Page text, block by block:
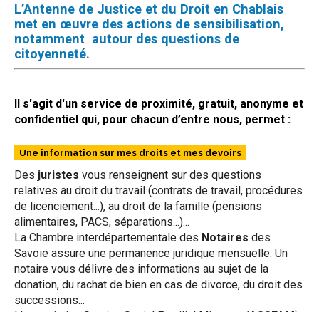
L’Antenne de Justice et du Droit en Chablais
met en œuvre des actions de sensibilisation,
notamment autour des questions de
citoyenneté.
Il s'agit d'un service de proximité, gratuit, anonyme et
confidentiel qui, pour chacun d’entre nous, permet :
Une information sur mes droits et mes devoirs
Des juristes vous renseignent sur des questions
relatives au droit du travail (contrats de travail, procédures
de licenciement...), au droit de la famille (pensions
alimentaires, PACS, séparations...)...
La Chambre interdépartementale des Notaires des
Savoie assure une permanence juridique mensuelle. Un
notaire vous délivre des informations au sujet de la
donation, du rachat de bien en cas de divorce, du droit des
successions...